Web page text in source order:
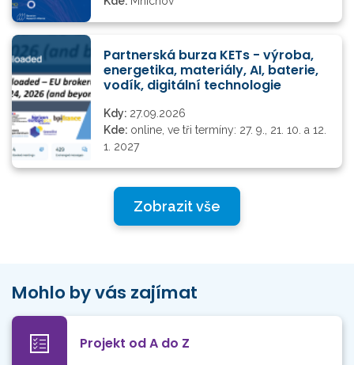
Partnerská burza KETs - výroba,
energetika, materiály, AI, baterie,
vodík, digitální technologie
Kdy: 27.09.2026
Kde: online, ve tři termíny: 27. 9., 21. 10. a 12.
1. 2027
Zobrazit vše
Mohlo by vás zajímat
Projekt od A do Z